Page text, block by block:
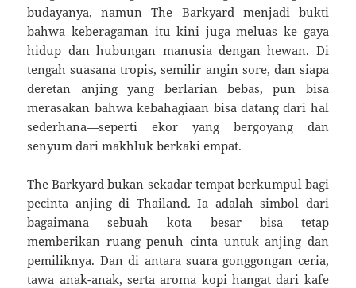
budayanya, namun The Barkyard menjadi bukti
bahwa keberagaman itu kini juga meluas ke gaya
hidup dan hubungan manusia dengan hewan. Di
tengah suasana tropis, semilir angin sore, dan siapa
deretan anjing yang berlarian bebas, pun bisa
merasakan bahwa kebahagiaan bisa datang dari hal
sederhana—seperti ekor yang bergoyang dan
senyum dari makhluk berkaki empat.
The Barkyard bukan sekadar tempat berkumpul bagi
pecinta anjing di Thailand. Ia adalah simbol dari
bagaimana sebuah kota besar bisa tetap
memberikan ruang penuh cinta untuk anjing dan
pemiliknya. Dan di antara suara gonggongan ceria,
tawa anak-anak, serta aroma kopi hangat dari kafe